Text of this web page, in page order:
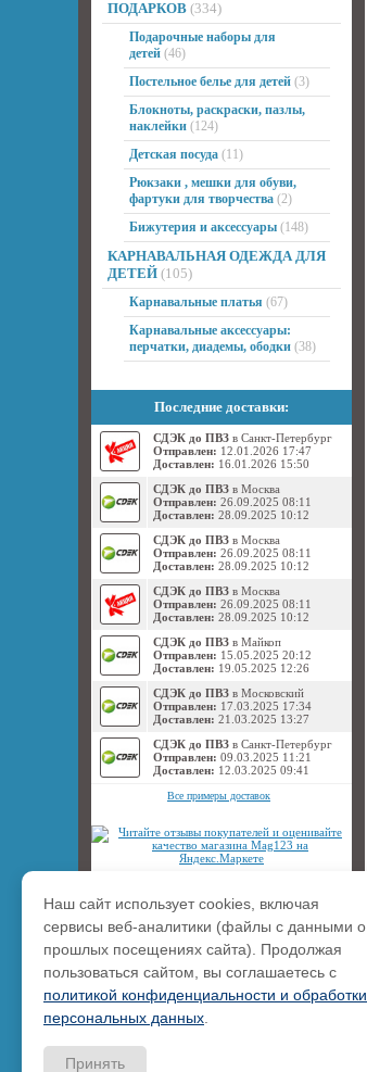
ПОДАРКОВ (334)
Подарочные наборы для
детей (46)
Постельное белье для детей (3)
Блокноты, раскраски, пазлы,
наклейки (124)
Детская посуда (11)
Рюкзаки , мешки для обуви,
фартуки для творчества (2)
Бижутерия и аксессуары (148)
КАРНАВАЛЬНАЯ ОДЕЖДА ДЛЯ
ДЕТЕЙ (105)
Карнавальные платья (67)
Карнавальные аксессуары:
перчатки, диадемы, ободки (38)
Последние доставки:
СДЭК до ПВЗ в Санкт-Петербург
Отправлен: 12.01.2026 17:47
Доставлен: 16.01.2026 15:50
СДЭК до ПВЗ в Москва
Отправлен: 26.09.2025 08:11
Доставлен: 28.09.2025 10:12
СДЭК до ПВЗ в Москва
Отправлен: 26.09.2025 08:11
Доставлен: 28.09.2025 10:12
СДЭК до ПВЗ в Москва
Отправлен: 26.09.2025 08:11
Доставлен: 28.09.2025 10:12
СДЭК до ПВЗ в Майкоп
Отправлен: 15.05.2025 20:12
Доставлен: 19.05.2025 12:26
СДЭК до ПВЗ в Московский
Отправлен: 17.03.2025 17:34
Доставлен: 21.03.2025 13:27
СДЭК до ПВЗ в Санкт-Петербург
Отправлен: 09.03.2025 11:21
Доставлен: 12.03.2025 09:41
Все примеры доставок
Наш сайт использует cookies, включая
сервисы веб-аналитики (файлы с данными о
прошлых посещениях сайта). Продолжая
пользоваться сайтом, вы соглашаетесь с
политикой конфиденциальности и обработки
персональных данных
Принять